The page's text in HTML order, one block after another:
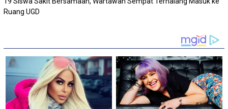
Ruang UGD